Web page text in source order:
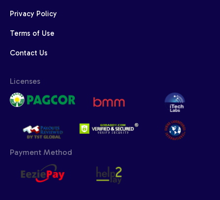
Privacy Policy
Terms of Use
Contact Us
Licenses
Payment Method